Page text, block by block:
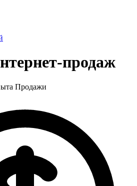
продаж
Продажи